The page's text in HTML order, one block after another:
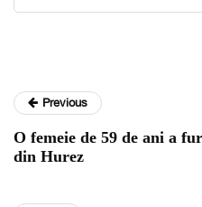
Previous
O femeie de 59 de ani a
din Hurez